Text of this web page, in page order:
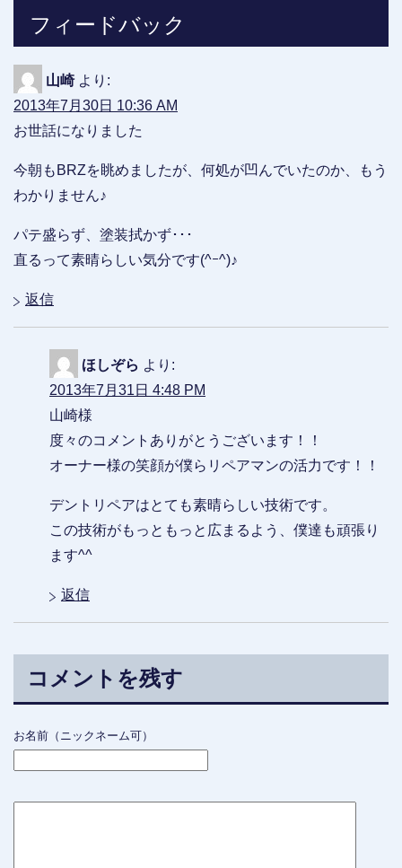
フィードバック
山崎 より:
2013年7月30日 10:36 AM
お世話になりました
今朝もBRZを眺めましたが、何処が凹んでいたのか、もう
わかりません♪
パテ盛らず、塗装拭かず･･･
直るって素晴らしい気分です(^ｰ^)♪
返信
ほしぞら より:
2013年7月31日 4:48 PM
山崎様
度々のコメントありがとうございます！！
オーナー様の笑顔が僕らリペアマンの活力です！！
デントリペアはとても素晴らしい技術です。
この技術がもっともっと広まるよう、僕達も頑張り
ます^^
返信
コメントを残す
お名前（ニックネーム可）